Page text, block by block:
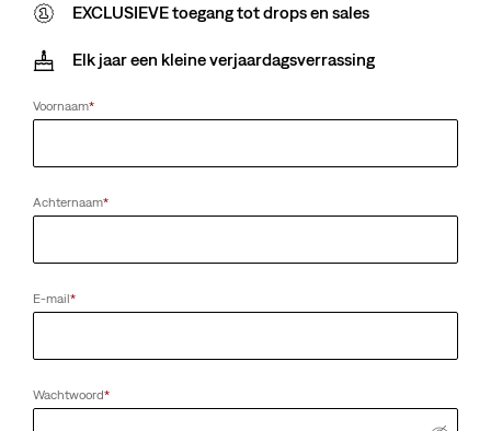
EXCLUSIEVE toegang tot drops en sales
Elk jaar een kleine verjaardagsverrassing
Voornaam*
Achternaam*
E-mail*
Wachtwoord*